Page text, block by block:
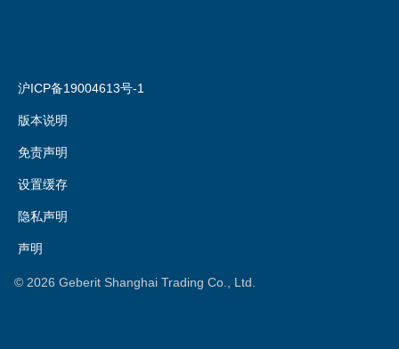
沪ICP备19004613号-1
版本说明
免责声明
设置缓存
隐私声明
声明
© 2026 Geberit Shanghai Trading Co., Ltd.